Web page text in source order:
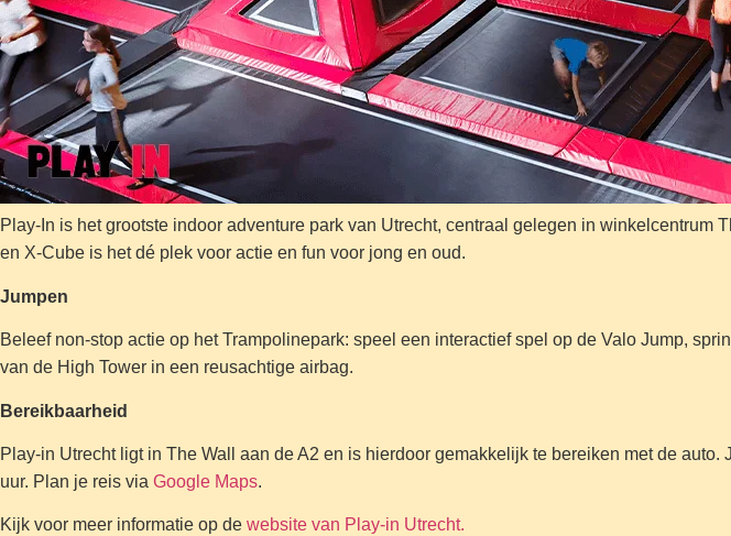
Play-In is het grootste indoor adventure park van Utrecht, centraal gelegen in
en X-Cube is het dé plek voor actie en fun voor jong en oud.
Jumpen
Beleef non-stop actie op het Trampolinepark: speel een interactief spel op de Valo Jump,
van de High Tower in een reusachtige airbag.
Bereikbaarheid
Play-in Utrecht ligt in The Wall aan de A2 en is hierdoor gemakkelijk te bereiken met de
uur. Plan je reis via Google Maps.
Kijk voor meer informatie op de website van Play-in Utrecht.